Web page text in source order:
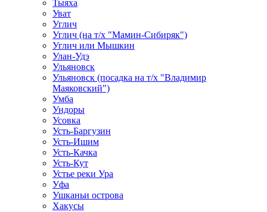
Тыяха
Уват
Углич
Углич (на т/х "Мамин-Сибиряк")
Углич или Мышкин
Улан-Удэ
Ульяновск
Ульяновск (посадка на т/х "Владимир
Маяковский")
Умба
Ундоры
Усовка
Усть-Баргузин
Усть-Ишим
Усть-Качка
Усть-Кут
Устье реки Ура
Уфа
Ушканьи острова
Хакусы